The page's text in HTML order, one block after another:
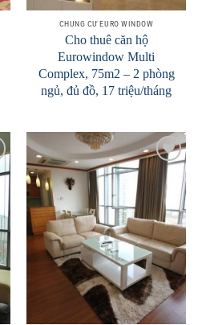
CHUNG CƯ EURO WINDOW
Cho thuê căn hộ
Eurowindow Multi
Complex, 75m2 – 2 phòng
ngủ, đủ đồ, 17 triệu/tháng
Add to
Wishlist